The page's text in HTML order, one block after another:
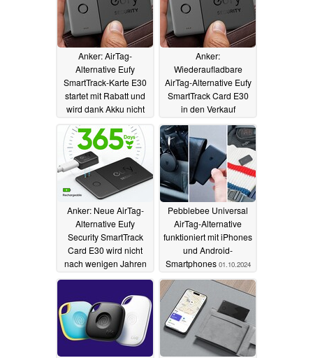
Anker: AirTag-
Alternative Eufy
SmartTrack-Karte E30
startet mit Rabatt und
wird dank Akku nicht
zum Elektroschrott
26.11.2024
Anker:
Wiederaufladbare
AirTag-Alternative Eufy
SmartTrack Card E30
in den Verkauf
gestartet25.10.2024
Anker: Neue AirTag-
Alternative Eufy
Security SmartTrack
Card E30 wird nicht
nach wenigen Jahren
zum Elektroschrott
Pebblebee Universal
AirTag-Alternative
funktioniert mit iPhones
und Android-
Smartphones 01.10.2024